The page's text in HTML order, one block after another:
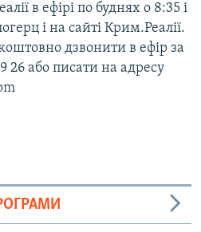
в ефірі по буднях о 8:35 і
і на сайті Крим.Реалії.
дзвонити в ефір за
26 або писати на адресу